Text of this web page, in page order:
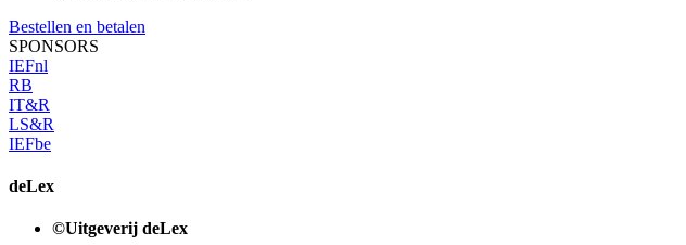
Bestellen en betalen
SPONSORS
IEFnl
RB
IT&R
LS&R
IEFbe
deLex
©Uitgeverij deLex